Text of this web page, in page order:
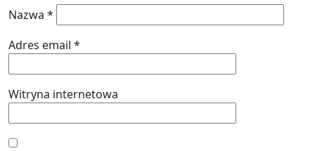
Nazwa *
Adres email *
Witryna internetowa